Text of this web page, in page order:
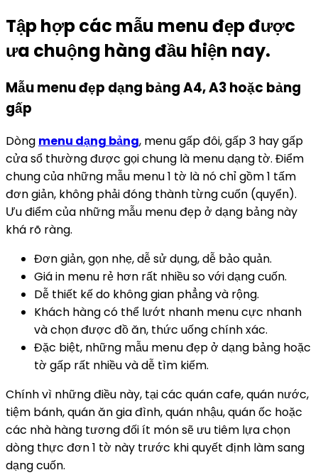
Tập hợp các mẫu menu đẹp được
ưa chuộng hàng đầu hiện nay.
Mẫu menu đẹp dạng bảng A4, A3 hoặc bảng
gấp
Dòng menu dạng bảng, menu gấp đôi, gấp 3 hay gấp
cửa sổ thường được gọi chung là menu dạng tờ. Điểm
chung của những mẫu menu 1 tờ là nó chỉ gồm 1 tấm
đơn giản, không phải đóng thành từng cuốn (quyển).
Ưu điểm của những mẫu menu đẹp ở dạng bảng này
khá rõ ràng.
Đơn giản, gọn nhẹ, dễ sử dụng, dễ bảo quản.
Giá in menu rẻ hơn rất nhiều so với dạng cuốn.
Dễ thiết kế do không gian phẳng và rộng.
Khách hàng có thể lướt nhanh menu cực nhanh
và chọn được đồ ăn, thức uống chính xác.
Đặc biệt, những mẫu menu đẹp ở dạng bảng hoặc
tờ gấp rất nhiều và dễ tìm kiếm.
Chính vì những điều này, tại các quán cafe, quán nước,
tiệm bánh, quán ăn gia đình, quán nhậu, quán ốc hoặc
các nhà hàng tương đối ít món sẽ ưu tiêm lựa chọn
dòng thực đơn 1 tờ này trước khi quyết định làm sang
dạng cuốn.